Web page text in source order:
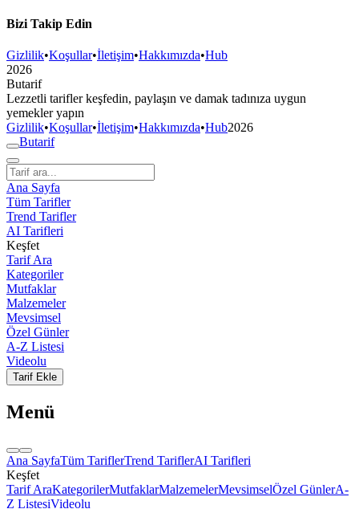
Bizi Takip Edin
Gizlilik•Koşullar•İletişim•Hakkımızda•Hub
2026
Butarif
Lezzetli tarifler keşfedin, paylaşın ve damak tadınıza uygun
yemekler yapın
Gizlilik•Koşullar•İletişim•Hakkımızda•Hub2026
Butarif
Ana Sayfa
Tüm Tarifler
Trend Tarifler
AI Tarifleri
Keşfet
Tarif Ara
Kategoriler
Mutfaklar
Malzemeler
Mevsimsel
Özel Günler
A-Z Listesi
Videolu
Tarif Ekle
Menü
Ana SayfaTüm TariflerTrend TariflerAI Tarifleri
Keşfet
Tarif AraKategorilerMutfaklarMalzemelerMevsimselÖzel GünlerA-
Z ListesiVideolu